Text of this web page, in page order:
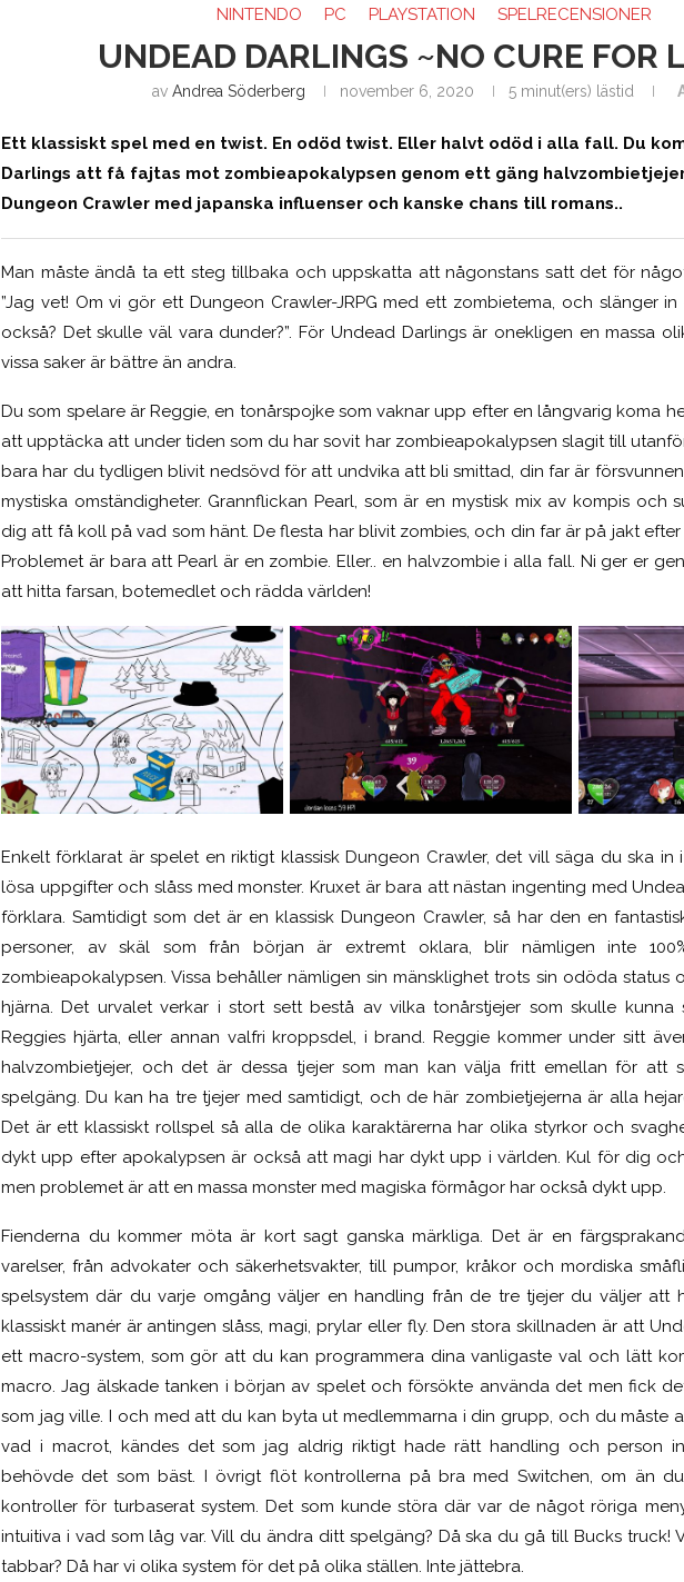
NINTENDO PC PLAYSTATION SPELRECENSIONER
UNDEAD DARLINGS ~NO CURE FOR
av Andrea Söderberg november 6, 2020 5 minut(ers) lästid
Ett klassiskt spel med en twist. En odöd twist. Eller halvt odöd i alla fall. Du
Darlings att få fajtas mot zombieapokalypsen genom ett gäng
Dungeon Crawler med japanska influenser och kanske chans till romans..
Man måste ändå ta ett steg tillbaka och uppskatta att någonstans satt det för
”Jag vet! Om vi gör ett Dungeon Crawler-JRPG med ett zombietema, och slänger in
också? Det skulle väl vara dunder?”. För Undead Darlings är onekligen en massa
vissa saker är bättre än andra.
Du som spelare är Reggie, en tonårspojke som vaknar upp efter en långvarig koma
att upptäcka att under tiden som du har sovit har zombieapokalypsen slagit till
bara har du tydligen blivit nedsövd för att undvika att bli smittad, din far är
mystiska omständigheter. Grannflickan Pearl, som är en mystisk mix av kompis och
dig att få koll på vad som hänt. De flesta har blivit zombies, och din far är på jakt
Problemet är bara att Pearl är en zombie. Eller.. en halvzombie i alla fall. Ni ger er
att hitta farsan, botemedlet och rädda världen!
Enkelt förklarat är spelet en riktigt klassisk Dungeon Crawler, det vill säga du ska in
lösa uppgifter och slåss med monster. Kruxet är bara att nästan ingenting med
förklara. Samtidigt som det är en klassisk Dungeon Crawler, så har den en
personer, av skäl som från början är extremt oklara, blir nämligen inte
zombieapokalypsen. Vissa behåller nämligen sin mänsklighet trots sin odöda status
hjärna. Det urvalet verkar i stort sett bestå av vilka tonårstjejer som skulle kunna
Reggies hjärta, eller annan valfri kroppsdel, i brand. Reggie kommer under sitt
halvzombietjejer, och det är dessa tjejer som man kan välja fritt emellan för att
spelgäng. Du kan ha tre tjejer med samtidigt, och de här zombietjejerna är alla
Det är ett klassiskt rollspel så alla de olika karaktärerna har olika styrkor och
dykt upp efter apokalypsen är också att magi har dykt upp i världen. Kul för dig
men problemet är att en massa monster med magiska förmågor har också dykt upp.
Fienderna du kommer möta är kort sagt ganska märkliga. Det är en
varelser, från advokater och säkerhetsvakter, till pumpor, kråkor och mordiska
spelsystem där du varje omgång väljer en handling från de tre tjejer du väljer att
klassiskt manér är antingen slåss, magi, prylar eller fly. Den stora skillnaden är att
ett macro-system, som gör att du kan programmera dina vanligaste val och lätt
macro. Jag älskade tanken i början av spelet och försökte använda det men fick
som jag ville. I och med att du kan byta ut medlemmarna i din grupp, och du måste
vad i macrot, kändes det som jag aldrig riktigt hade rätt handling och person
behövde det som bäst. I övrigt flöt kontrollerna på bra med Switchen, om än
kontroller för turbaserat system. Det som kunde störa där var de något röriga
intuitiva i vad som låg var. Vill du ändra ditt spelgäng? Då ska du gå till Bucks truck!
tabbar? Då har vi olika system för det på olika ställen. Inte jättebra.